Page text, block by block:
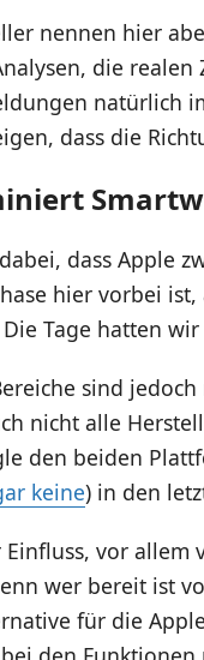
nennen hier
die
natürlich
dass die
dass Apple
hier vorbei
Tage hatten
sind
nicht alle
den beiden
keine) in den
vor allem
wer bereit ist
für die